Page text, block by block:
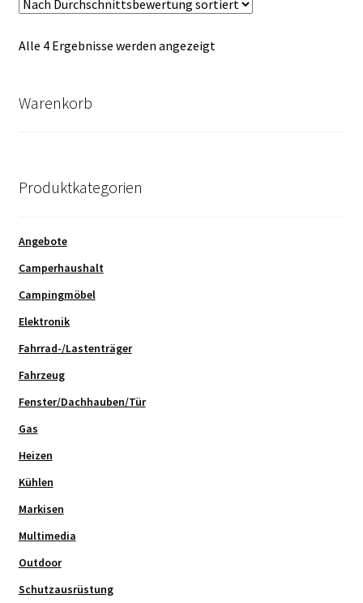
Alle 4 Ergebnisse werden angezeigtNach
Warenkorb
Produktkategorien
Angebote
Camperhaushalt
Campingmöbel
Elektronik
Fahrrad-/Lastenträger
Fahrzeug
Fenster/Dachhauben/Tür
Gas
Heizen
Kühlen
Markisen
Multimedia
Outdoor
Schutzausrüstung